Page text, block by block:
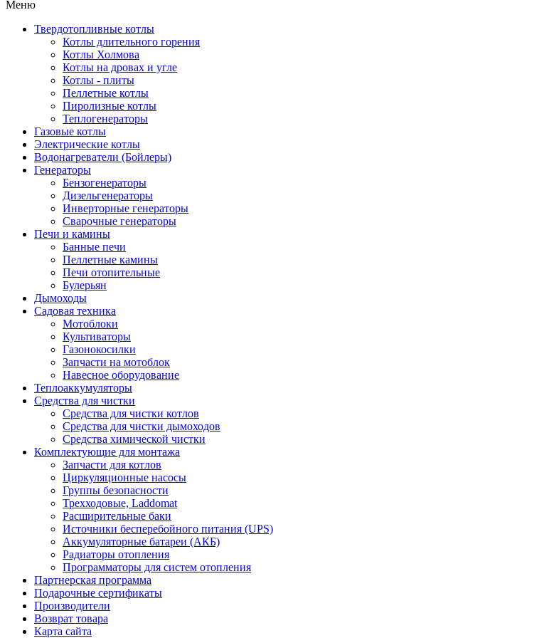
Меню
Твердотопливные котлы
Котлы длительного горения
Котлы Холмова
Котлы на дровах и угле
Котлы - плиты
Пеллетные котлы
Пиролизные котлы
Теплогенераторы
Газовые котлы
Электрические котлы
Водонагреватели (Бойлеры)
Генераторы
Бензогенераторы
Дизельгенераторы
Инверторные генераторы
Сварочные генераторы
Печи и камины
Банные печи
Пеллетные камины
Печи отопительные
Булерьян
Дымоходы
Садовая техника
Мотоблоки
Культиваторы
Газонокосилки
Запчасти на мотоблок
Навесное оборудование
Теплоаккумуляторы
Средства для чистки
Средства для чистки котлов
Средства для чистки дымоходов
Средства химической чистки
Комплектующие для монтажа
Запчасти для котлов
Циркуляционные насосы
Группы безопасности
Трехходовые, Laddomat
Расширительные баки
Источники бесперебойного питания (UPS)
Аккумуляторные батареи (АКБ)
Радиаторы отопления
Программаторы для систем отопления
Партнерская программа
Подарочные сертификаты
Производители
Возврат товара
Карта сайта